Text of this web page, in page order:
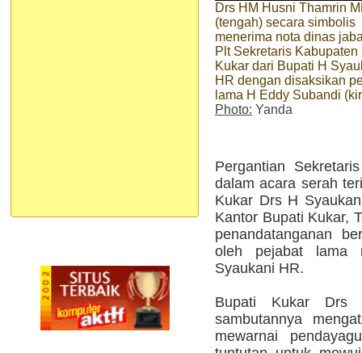
Drs HM Husni Thamrin
(tengah) secara simbolis
menerima nota dinas
Plt Sekretaris Kabupaten
Kukar dari Bupati H
HR dengan disaksikan
lama H Eddy Subandi
Photo: Yanda
Pergantian
dalam acara serah
Kukar Drs H
Kantor Bupati Kukar,
penandatanganan
oleh pejabat lama
Syaukani HR.
Bupati Kukar Drs
sambutannya
mewarnai